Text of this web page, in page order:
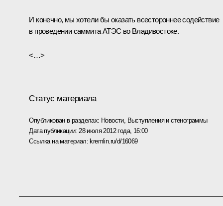
И конечно, мы хотели бы оказать всестороннее содействие
в проведении саммита АТЭС во Владивостоке.
<…>
Статус материала
Опубликован в разделах: Новости, Выступления и стенограммы
Дата публикации: 28 июля 2012 года, 16:00
Ссылка на материал: kremlin.ru/d/16069